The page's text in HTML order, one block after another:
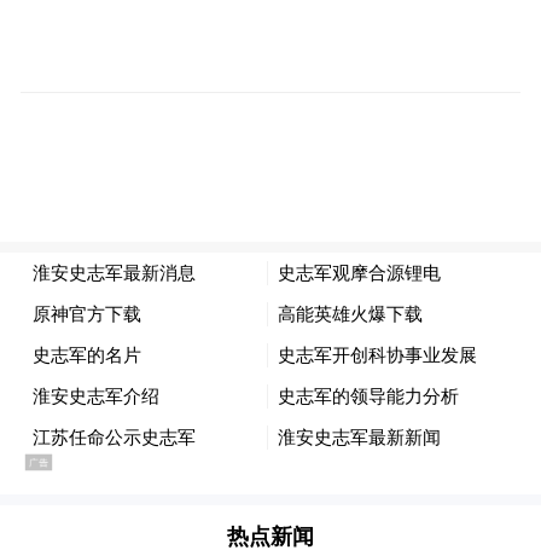
精心开展好各场次活动，进一步优化设计、
推敲细节，确保各环节高效衔接；相关县区
园区要组织好分论坛活动，提升参观考察和
交流研讨的质效，充分展示有关产业的发展
基础和合作前景。
全心提升专业化水平，在细节中体现淮安的
热点新闻